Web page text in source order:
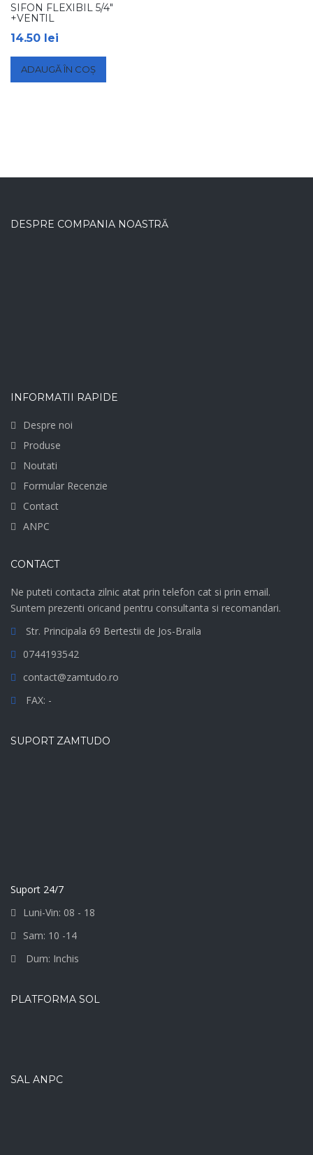
SIFON FLEXIBIL 5/4″
+VENTIL
14.50 lei
ADAUGĂ ÎN COȘ
DESPRE COMPANIA NOASTRĂ
INFORMATII RAPIDE
Despre noi
Produse
Noutati
Formular Recenzie
Contact
ANPC
CONTACT
Ne puteti contacta zilnic atat prin telefon cat si prin email.
Suntem prezenti oricand pentru consultanta si recomandari.
Str. Principala 69 Bertestii de Jos-Braila
0744193542
contact@zamtudo.ro
FAX: -
SUPORT ZAMTUDO
Suport 24/7
Luni-Vin: 08 - 18
Sam: 10 -14
Dum: Inchis
PLATFORMA SOL
SAL ANPC